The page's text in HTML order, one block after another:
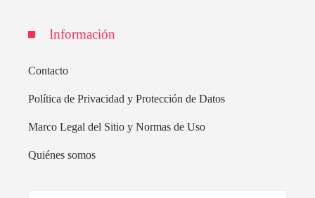
Información
Contacto
Política de Privacidad y Protección de Datos
Marco Legal del Sitio y Normas de Uso
Quiénes somos